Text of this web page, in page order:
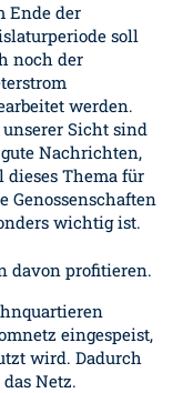
Ende der
soll
noch der
werden.
unserer Sicht sind
Nachrichten,
dieses Thema für
Genossenschaften
wichtig ist.
davon profitieren.
eingespeist,
wird. Dadurch
Netz.